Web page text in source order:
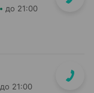
до 21:00
до 21:00